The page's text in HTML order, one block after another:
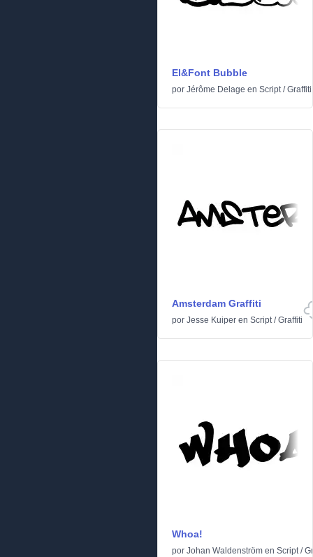
El&Font Bubble
por Jérôme Delage en Script/Graffiti
Amsterdam Graffiti
por Jesse Kuiper en Script/Graffiti
Whoa!
por Johan Waldenström en Script/